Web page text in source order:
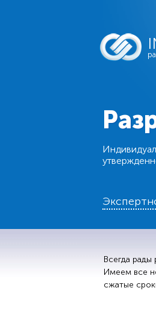
Всегда рады
Имеем все
сжатые